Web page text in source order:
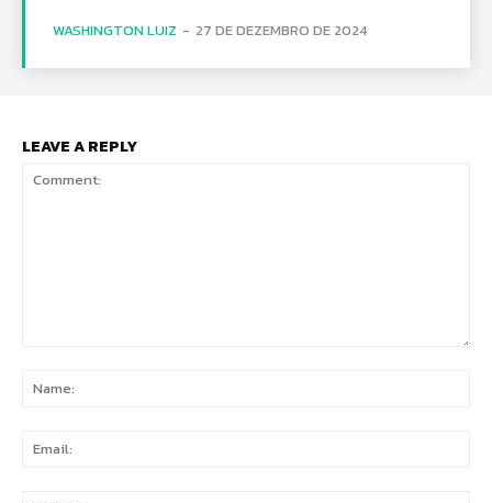
WASHINGTON LUIZ - 27 DE DEZEMBRO DE 2024
LEAVE A REPLY